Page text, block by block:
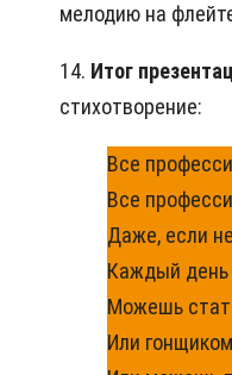
мелодию на
14. Итог
стихотворение:
Все
Все
Даже, если
Каждый день
Можешь
Или